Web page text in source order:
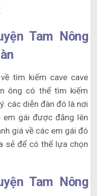
Tam Nông
tìm kiếm cave cave
ông có thể tìm kiếm
các diễn đàn đó là nơi
em gái được đăng lên
giá về các em gái đó
sẻ để có thể lựa chọn
Tam Nông